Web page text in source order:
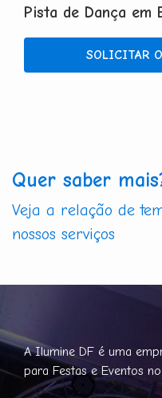
Pista de Dança em
SOLICITAR
Quer saber
Veja a relação de
nossos serviços
A Ilumine DF é uma
para Festas e Eventos